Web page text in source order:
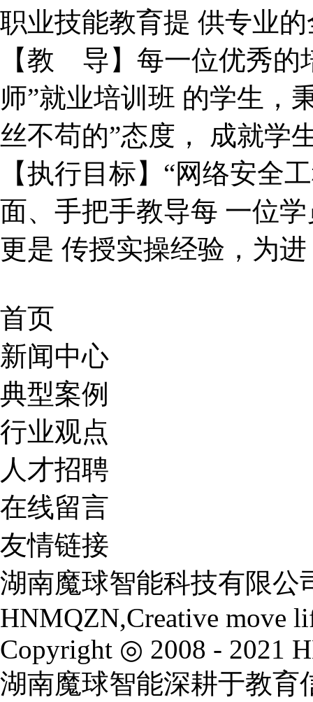
职业技能教育提 供专业
【教 导】每一位优秀的
师”就业培训班 的学生，
丝不苟的”态度， 成就学
【执行目标】“网络安全
面、手把手教导每 一位
更是 传授实操经验，为
首页
新闻中心
典型案例
行业观点
人才招聘
在线留言
友情链接
湖南魔球智能科技有限
HNMQZN,Creative move
Copyright ◎ 2008 - 2021
湖南魔球智能深耕于教育